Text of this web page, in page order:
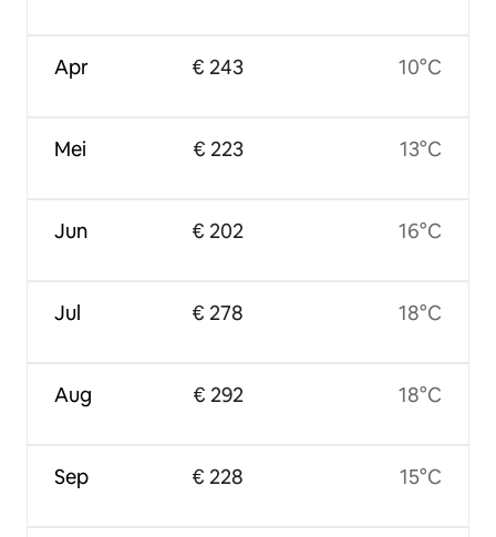
Apr
Mei
Jun
Jul
Aug
Sep
€ 243
€ 223
€ 202
€ 278
€ 292
€ 228
10°C
13°C
16°C
18°C
18°C
15°C